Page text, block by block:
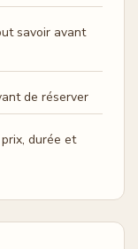
savoir avant
de réserver
durée et